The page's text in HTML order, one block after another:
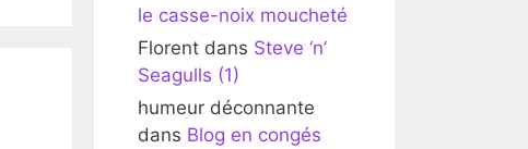
le casse-noix moucheté
Florent dans Steve ‘n’
Seagulls (1)
humeur déconnante
dans Blog en congés